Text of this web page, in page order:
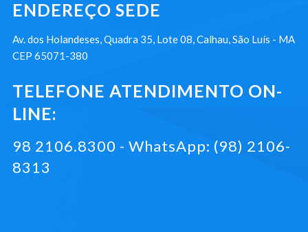
ENDEREÇO SEDE
Av. dos Holandeses, Quadra 35, Lote 08, Calhau, São Luís - MA
CEP 65071-380
TELEFONE ATENDIMENTO ON-
LINE:
98 2106.8300 - WhatsApp: (98) 2106-
8313